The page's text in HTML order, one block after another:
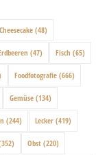
Cheesecake (48)
(47) Fisch (65)
Foodfotografie (666)
Gemüse (134)
(244) Lecker (419)
Obst (220)